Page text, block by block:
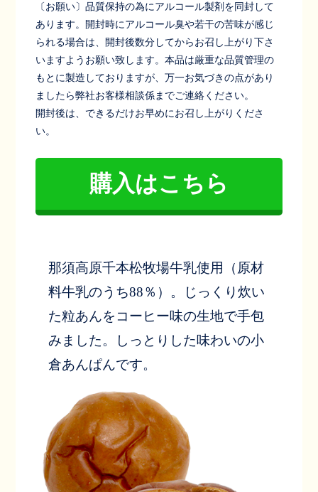
〔お願い〕品質保持の為にアルコール製剤を同封して
あります。開封時にアルコール臭や若干の苦味が感じ
られる場合は、開封後数分してからお召し上がり下さ
いますようお願い致します。本品は厳重な品質管理の
もとに製造しておりますが、万一お気づきの点があり
ましたら弊社お客様相談係までご連絡ください。
開封後は、できるだけお早めにお召し上がりくださ
い。
購入はこちら
那須高原千本松牧場牛乳使用（原材
料牛乳のうち88％）。じっくり炊い
た粒あんをコーヒー味の生地で手包
みました。しっとりした味わいの小
倉あんぱんです。